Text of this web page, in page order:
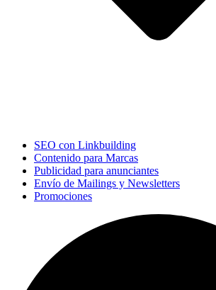
SEO con Linkbuilding
Contenido para Marcas
Publicidad para anunciantes
Envío de Mailings y Newsletters
Promociones